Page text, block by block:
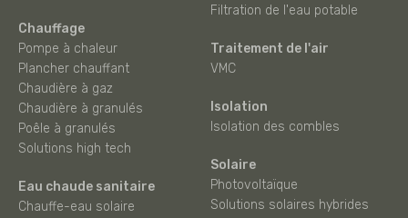
Chauffage
Pompe à chaleur
Plancher chauffant
Chaudière à gaz
Chaudière à granulés
Poêle à granulés
Solutions high tech
Eau chaude sanitaire
Chauffe-eau solaire
Filtration de l'eau potable
Traitement de l'air
VMC
Isolation
Isolation des combles
Solaire
Photovoltaïque
Solutions solaires hybrides